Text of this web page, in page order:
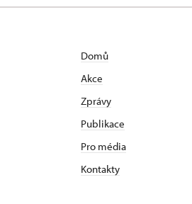
Domů
Akce
Zprávy
Publikace
Pro média
Kontakty